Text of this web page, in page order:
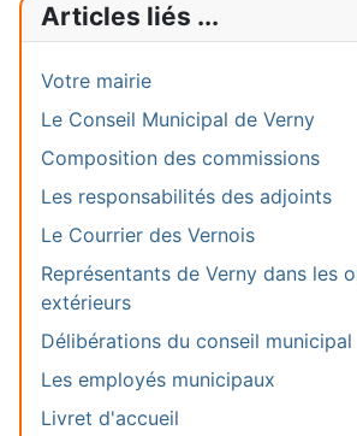
Articles liés ...
Votre mairie
Le Conseil Municipal de Verny
Composition des commissions
Les responsabilités des adjoints
Le Courrier des Vernois
Représentants de Verny dans les
extérieurs
Délibérations du conseil municipal
Les employés municipaux
Livret d'accueil